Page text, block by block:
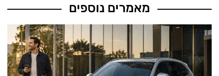
מאמרים נוספים